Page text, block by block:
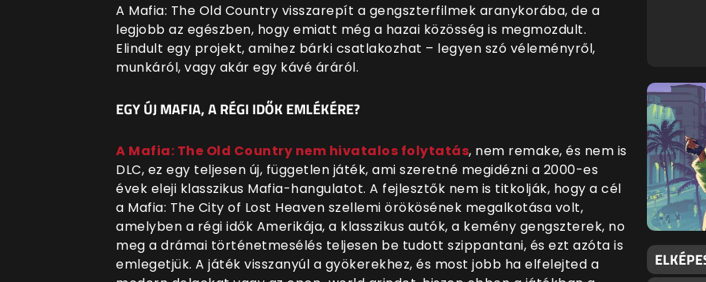
A Mafia: The Old Country visszarepít a gengszterfilmek aranykorába, de a
legjobb az egészben, hogy emiatt még a hazai közösség is megmozdult.
Elindult egy projekt, amihez bárki csatlakozhat – legyen szó véleményről,
munkáról, vagy akár egy kávé áráról.
EGY ÚJ MAFIA, A RÉGI IDŐK EMLÉKÉRE?
A Mafia: The Old Country nem hivatalos folytatás, nem remake, és nem is
DLC, ez egy teljesen új, független játék, ami szeretné megidézni a 2000-es
évek eleji klasszikus Mafia-hangulatot. A fejlesztők nem is titkolják, hogy a cél
a Mafia: The City of Lost Heaven szellemi örökösének megalkotása volt,
amelyben a régi idők Amerikája, a klasszikus autók, a kemény gengszterek, no
meg a drámai történetmesélés teljesen be tudott szippantani, és ezt azóta is
emlegetjük. A játék visszanyúl a gyökerekhez, és most jobb ha elfelejted a